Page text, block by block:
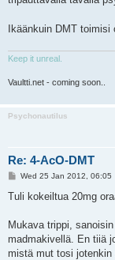
Ikäänkuin DMT
Keep it unreal.
Vaultti.net - coming soon..
Psychonautilus
Re: 4-AcO-DMT
P
s
Wed 25 Jan 2012, 06:05
Tuli kokeiltua 20mg
Mukava trippi,
madmakivellä. En tiiä
mistä mut tosi